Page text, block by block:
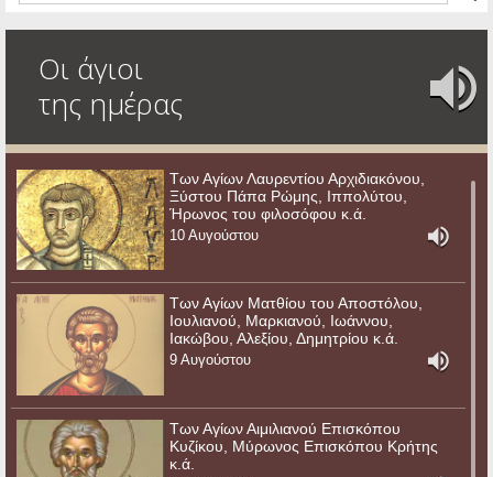
Οι άγιοι
της ημέρας
Των Αγίων Λαυρεντίου Αρχιδιακόνου,
Ξύστου Πάπα Ρώμης, Ιππολύτου,
Ήρωνος του φιλοσόφου κ.ά.
10 Αυγούστου
Των Αγίων Ματθίου του Αποστόλου,
Ιουλιανού, Μαρκιανού, Ιωάννου,
Ιακώβου, Αλεξίου, Δημητρίου κ.ά.
9 Αυγούστου
Των Αγίων Αιμιλιανού Επισκόπου
Κυζίκου, Μύρωνος Επισκόπου Κρήτης
κ.ά.